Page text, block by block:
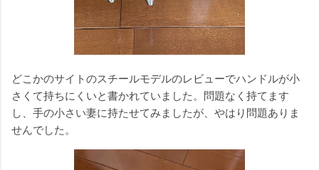
どこかのサイトのスチールモデルのレビューでハンドルが小
さくて持ちにくいと書かれていました。問題なく持てます
し、手の小さい妻に持たせてみましたが、やはり問題ありま
せんでした。